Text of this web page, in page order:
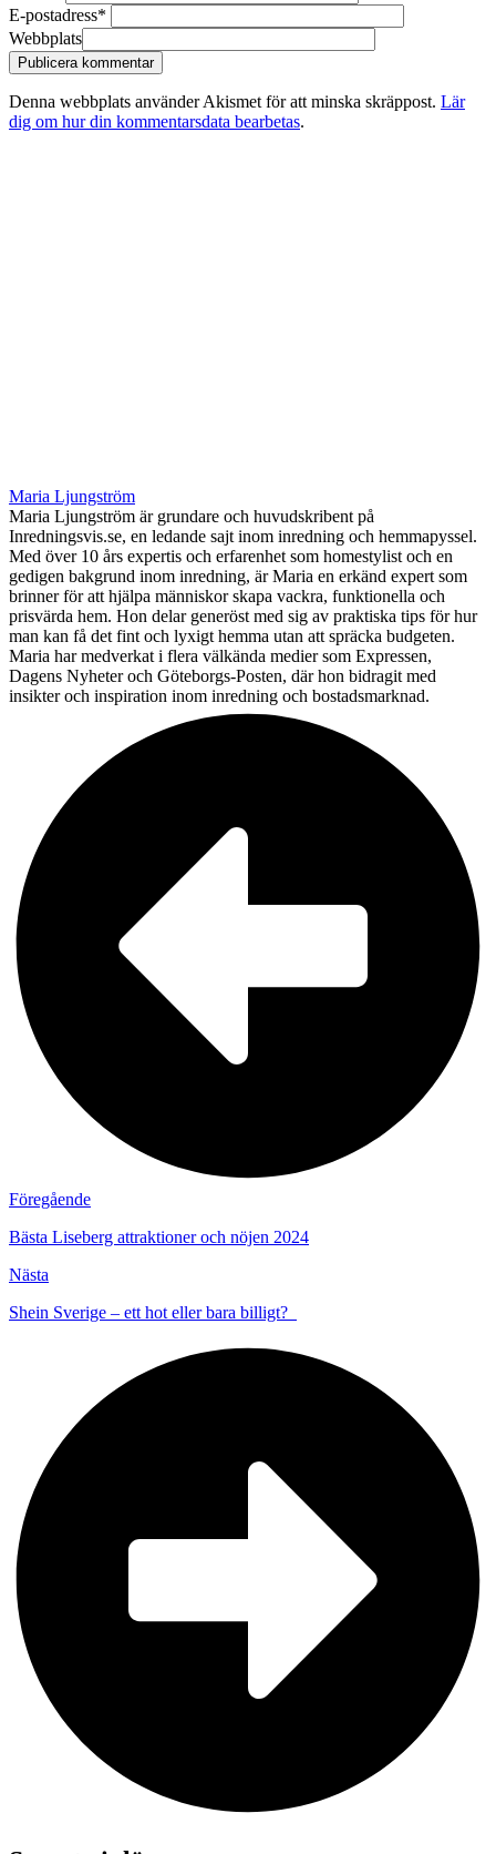
E-postadress*
Webbplats
Denna webbplats använder Akismet för att minska skräppost. Lär
dig om hur din kommentarsdata bearbetas.
Maria Ljungström
Maria Ljungström är grundare och huvudskribent på
Inredningsvis.se, en ledande sajt inom inredning och hemmapyssel.
Med över 10 års expertis och erfarenhet som homestylist och en
gedigen bakgrund inom inredning, är Maria en erkänd expert som
brinner för att hjälpa människor skapa vackra, funktionella och
prisvärda hem. Hon delar generöst med sig av praktiska tips för hur
man kan få det fint och lyxigt hemma utan att spräcka budgeten.
Maria har medverkat i flera välkända medier som Expressen,
Dagens Nyheter och Göteborgs-Posten, där hon bidragit med
insikter och inspiration inom inredning och bostadsmarknad.
Föregående
Bästa Liseberg attraktioner och nöjen 2024
Nästa
Shein Sverige – ett hot eller bara billigt?